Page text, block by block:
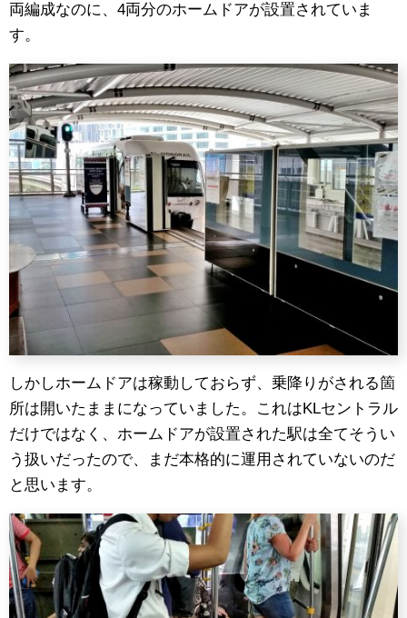
両編成なのに、4両分のホームドアが設置されていま
す。
しかしホームドアは稼動しておらず、乗降りがされる箇
所は開いたままになっていました。これはKLセントラル
だけではなく、ホームドアが設置された駅は全てそうい
う扱いだったので、まだ本格的に運用されていないのだ
と思います。